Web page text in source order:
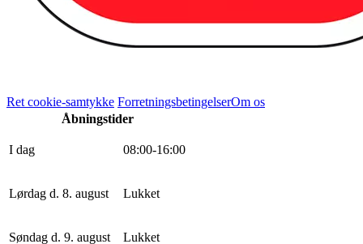
Ret cookie-samtykke ForretningsbetingelserOm os
Åbningstider
I dag 08:00-16:00
Lørdag d. 8. august Lukket
Søndag d. 9. august Lukket